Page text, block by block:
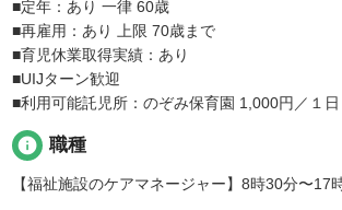
■定年：あり 一律 60歳
■再雇用：あり 上限 70歳まで
■育児休業取得実績：あり
■UIJターン歓迎
■利用可能託児所：のぞみ保育園 1,000円／１日
info 職種
【福祉施設のケアマネージャー】8時30分〜17